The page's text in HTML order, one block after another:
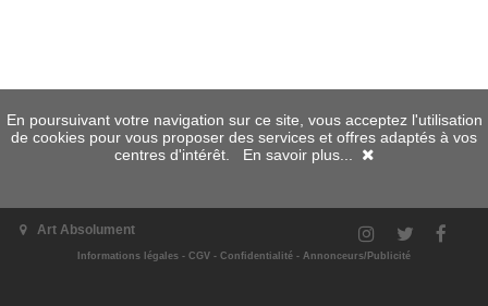
Art Absolument
Informations légales - CGV - Confidentialité - Annonceurs/Publicité
En poursuivant votre navigation sur ce site, vous acceptez l'utilisation
de cookies pour vous proposer des services et offres adaptés à vos
centres d'intérêt. En savoir plus...